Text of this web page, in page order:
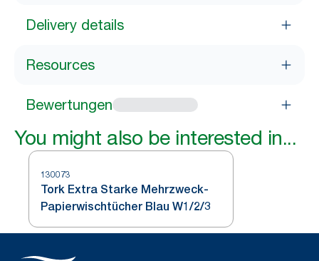
Delivery details
Resources
Bewertungen
You might also be interested in...
130073
Tork Extra Starke Mehrzweck-
Papierwischtücher Blau W1/2/3